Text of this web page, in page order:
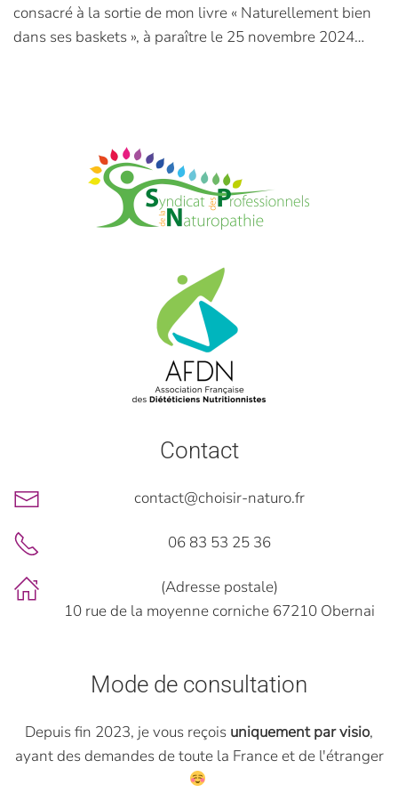
consacré à la sortie de mon livre « Naturellement bien
dans ses baskets », à paraître le 25 novembre 2024…
Contact
contact@choisir-naturo.fr
06 83 53 25 36
(Adresse postale)
10 rue de la moyenne corniche 67210 Obernai
Mode de consultation
Depuis fin 2023, je vous reçois uniquement par visio,
ayant des demandes de toute la France et de l'étranger